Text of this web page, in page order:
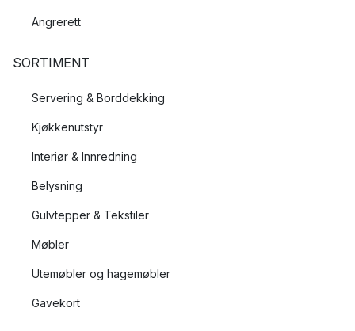
Angrerett
SORTIMENT
Servering & Borddekking
Kjøkkenutstyr
Interiør & Innredning
Belysning
Gulvtepper & Tekstiler
Møbler
Utemøbler og hagemøbler
Gavekort